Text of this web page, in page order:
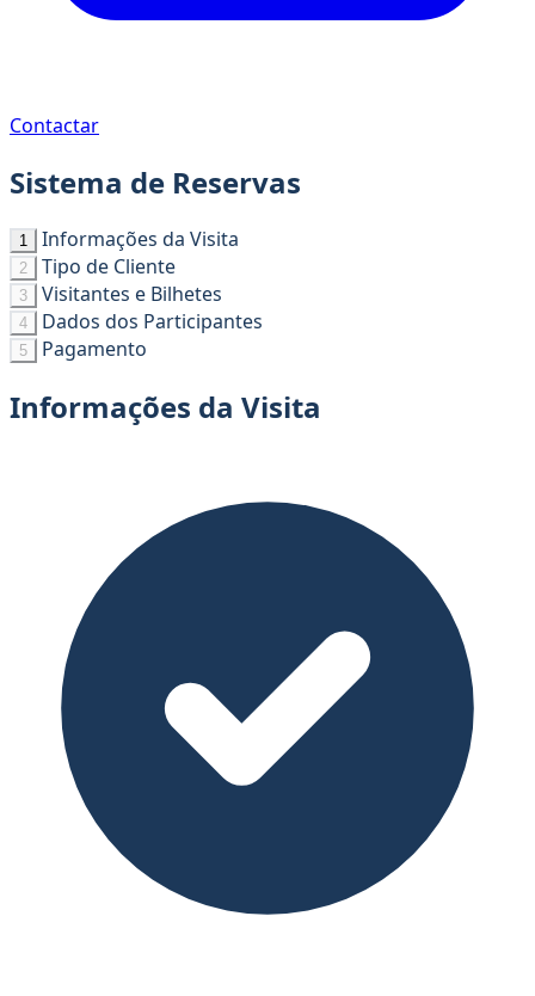
Contactar
Sistema de Reservas
1 Informações da Visita
2 Tipo de Cliente
3 Visitantes e Bilhetes
4 Dados dos Participantes
5 Pagamento
Informações da Visita